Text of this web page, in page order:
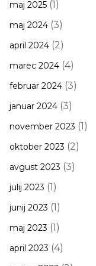
maj 2025(1)
maj 2024(3)
april 2024(2)
marec 2024(4)
februar 2024(3)
januar 2024(3)
november 2023 (1)
oktober 2023 (2)
avgust 2023 (3)
julij 2023 (1)
junij 2023 (1)
maj 2023 (1)
april 2023 (4)